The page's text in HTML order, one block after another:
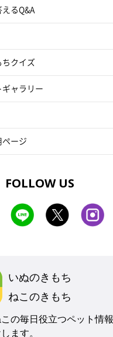
るQ&A
クイズ
ャラリー
ージ
FOLLOW US
いぬのきもち
ねこのきもち
の毎日役立つペット情報
ます。